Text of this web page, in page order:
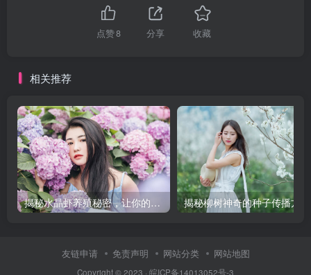
点赞8 分享 收藏
相关推荐
揭秘水晶虾养殖秘密，让你的水族箱生机勃勃！
友链申请 免责声明 网站分类 网站地图
Copyright © 2023 · 皖ICP备14013052号-3